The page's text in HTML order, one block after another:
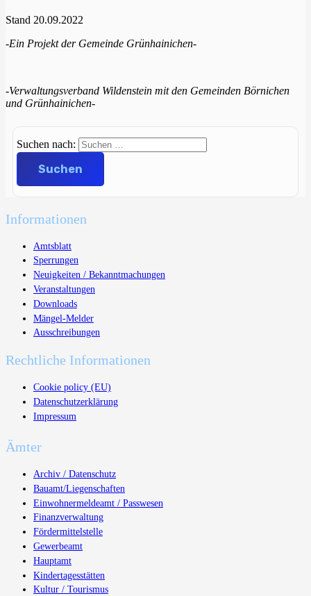
Stand 20.09.2022
-Ein Projekt der Gemeinde Grünhainichen-
-Verwaltungsverband Wildenstein mit den Gemeinden Börnichen
und Grünhainichen-
Suchen nach:
Informationen
Amtsblatt
Sperrungen
Neuigkeiten / Bekanntmachungen
Veranstaltungen
Downloads
Mängel-Melder
Ausschreibungen
Rechtliche Informationen
Cookie policy (EU)
Datenschutzerklärung
Impressum
Ämter
Archiv / Datenschutz
Bauamt/Liegenschaften
Einwohnermeldeamt / Passwesen
Finanzverwaltung
Fördermittelstelle
Gewerbeamt
Hauptamt
Kindertagesstätten
Kultur / Tourismus